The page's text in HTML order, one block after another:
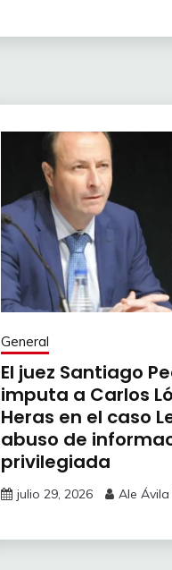
General
El juez Santiago
imputa a Carlos
Heras en el caso
abuso de
privilegiada
julio 29, 2026 Ale